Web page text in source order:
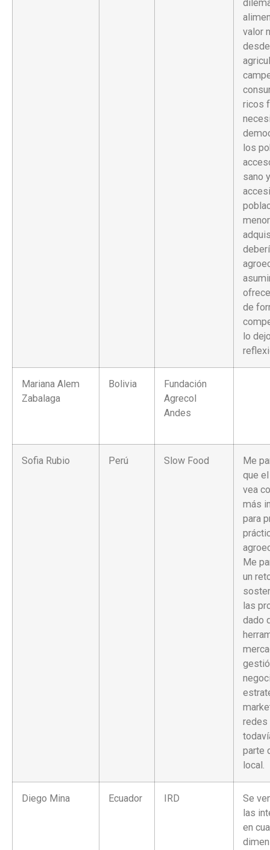
valor
ricos
los
sano
de
lo
Mariana Alem
Zabalaga
Bolivia
Fundación
Agrecol
Andes
Sofia Rubio Perú Slow Food
Me
que
vea
más
para
Me
un
las
dado
redes
parte
local.
Diego Mina Ecuador IRD
Se
las
en